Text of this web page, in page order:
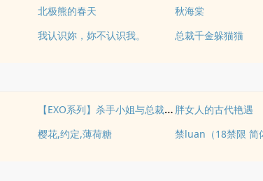
北极熊的春天
秋海棠
我认识妳，妳不认识我。 总裁千金躲猫猫
【EXO系列】杀手小姐与总裁先生、 胖女人的古代艳遇
樱花,约定,薄荷糖 禁luan（18禁限 简